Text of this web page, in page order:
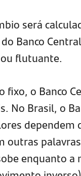
será
Banco
flutuante.
fixo, o Banco
No Brasil, o
dependem
outras
enquanto a